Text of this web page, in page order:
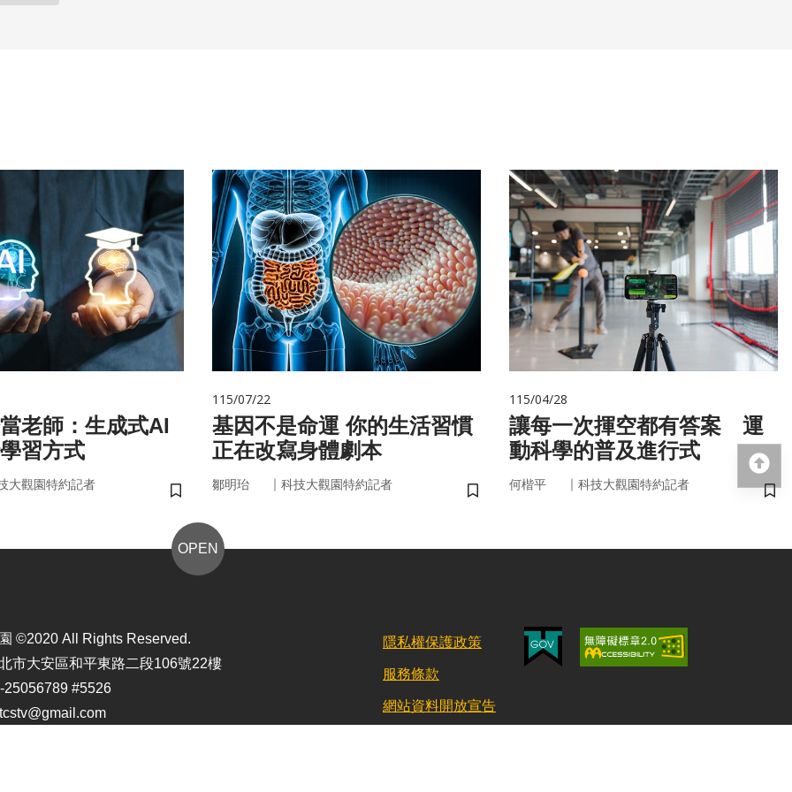
老師：生成式AI
習方式
大觀園特約記者
儲存書籤
115/07/22
基因不是命運 你的生活習慣
正在改寫身體劇本
鄒明珆 ｜ 科技大觀園特約記者
儲存書籤
115/04/28
讓每一次揮空都有答案 運
動科學的普及進行式
何楷平 ｜ 科技大觀園特約記者
儲
OPEN
©2020 All Rights Reserved.
市大安區和平東路二段106號22樓
25056789 #5526
隱私權保護政策
服務條款
網站資料開放宣告
回